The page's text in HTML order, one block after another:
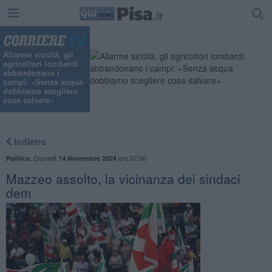
Allarme siccità, gli
agricoltori lombardi
abbandonano i
campi: «Senza acqua
dobbiamo scegliere
cosa salvare»
Indietro
Politica Giovedì 14 Novembre 2024ore 07:00
Mazzeo assolto, la vicinanza dei sindaci
dem